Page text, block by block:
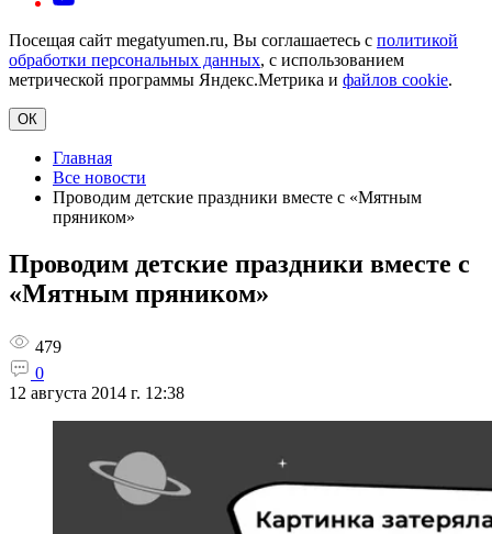
Посещая сайт megatyumen.ru, Вы соглашаетесь с политикой
обработки персональных данных, с использованием
метрической программы Яндекс.Метрика и файлов cookie.
ОК
Главная
Все новости
Проводим детские праздники вместе с «Мятным
пряником»
Проводим детские праздники вместе с
«Мятным пряником»
479
0
12 августа 2014 г. 12:38